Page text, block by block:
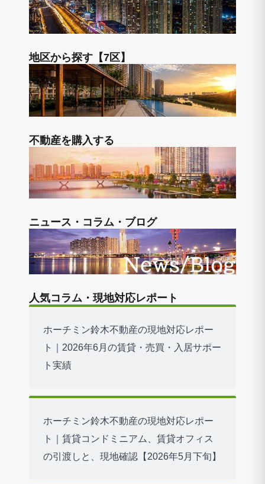
地区から探す【7区】
不動産を購入する
ニュース・コラム・ブログ
人気コラム・現地対応レポート
ホーチミン鈴木不動産の現地対応レポー
ト｜2026年6月の賃貸・売買・入居サポー
ト実績
ホーチミン鈴木不動産の現地対応レポー
ト｜賃貸コンドミニアム、賃貸オフィス
の引渡しと、現地確認【2026年5月下旬】